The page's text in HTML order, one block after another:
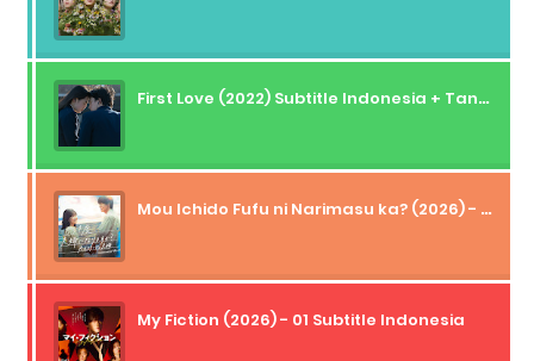
First Love (2022) Subtitle Indonesia + Tanpa Iklan + Streaming + 1080p
Mou Ichido Fufu ni Narimasu ka? (2026) - 01 Subtitle Indonesia
My Fiction (2026) - 01 Subtitle Indonesia